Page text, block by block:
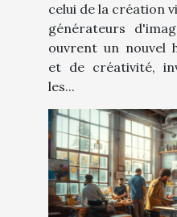
celui de la création
générateurs
ouvrent un nouvel
et de créativité,
les...